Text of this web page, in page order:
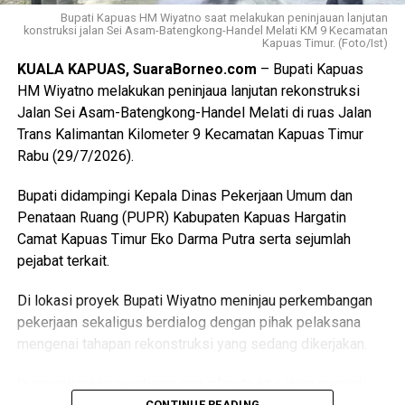
0
Messenger 0 Twitter/X 0
Kemudian menurutnya rangkaian kegiatan diharapkan
mampu memperkuat konsolidasi organisasi LPPD
fondasi dalam mempersiapkan kontingen Kabupaten
Kapuas menghadapi berbagai ajang Pesparawi di masa
mendatang. (Ujg/SB)
Views: 33
Bagikan ke
WhatsApp 0 Facebook 0
Bupati Kapuas HM Wiyatno saat melakukan peninjauan lanjutan
konstruksi jalan Sei Asam-Batengkong-Handel Melati KM 9 Kecamatan
Kapuas Timur. (Foto/Ist)
KUALA KAPUAS, SuaraBorneo.com – Bupati Kapuas
HM Wiyatno melakukan peninjaua lanjutan rekonstruksi
Jalan Sei Asam-Batengkong-Handel Melati di ruas Jalan
Trans Kalimantan Kilometer 9 Kecamatan Kapuas Timur
Rabu (29/7/2026).
Bupati didampingi Kepala Dinas Pekerjaan Umum dan
Penataan Ruang (PUPR) Kabupaten Kapuas Hargatin
Camat Kapuas Timur Eko Darma Putra serta sejumlah
pejabat terkait.
Di lokasi proyek Bupati Wiyatno meninjau perkembangan
pekerjaan sekaligus berdialog dengan pihak pelaksana
mengenai tahapan rekonstruksi yang sedang dikerjakan.